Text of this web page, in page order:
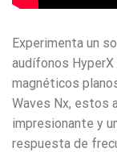
Experimenta un
audífonos
magnéticos
Waves Nx, estos
impresionante y
respuesta de